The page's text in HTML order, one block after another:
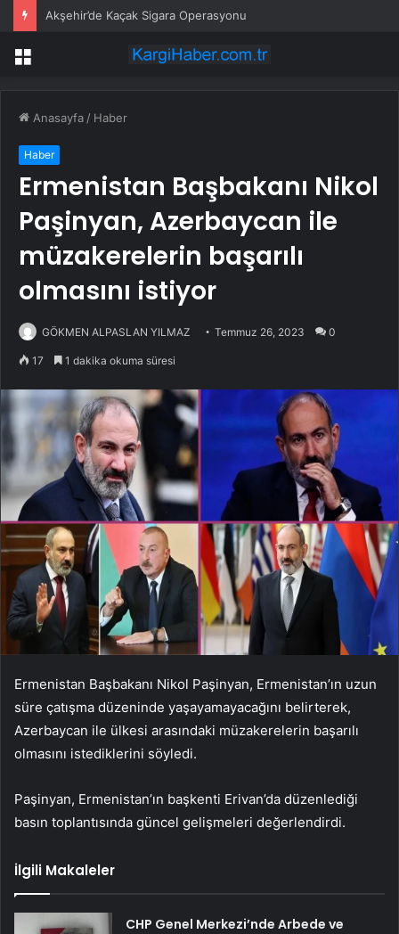
Akşehir’de Kaçak Sigara Operasyonu
Menü
Anasayfa / Haber
Haber
Ermenistan Başbakanı Nikol
Paşinyan, Azerbaycan ile
müzakerelerin başarılı
olmasını istiyor
GÖKMEN ALPASLAN YILMAZ Temmuz 26, 2023 0
17 1 dakika okuma süresi
Ermenistan Başbakanı Nikol Paşinyan, Ermenistan’ın uzun
süre çatışma düzeninde yaşayamayacağını belirterek,
Azerbaycan ile ülkesi arasındaki müzakerelerin başarılı
olmasını istediklerini söyledi.
Paşinyan, Ermenistan’ın başkenti Erivan’da düzenlediği
basın toplantısında güncel gelişmeleri değerlendirdi.
İlgili Makaleler
CHP Genel Merkezi’nde Arbede ve